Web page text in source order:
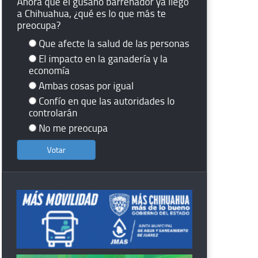
a Chihuahua, ¿qué es lo que más te
preocupa?
Que afecte la salud de las personas
El impacto en la ganadería y la
economía
Ambas cosas por igual
Confío en que las autoridades lo
controlarán
No me preocupa